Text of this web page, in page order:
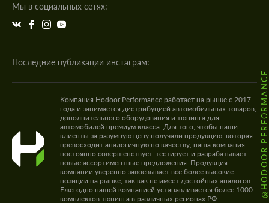
Мы в социальных сетях:
Последние публикации инстаграм:
@HODOOR.PERFORMANCE
Компания Hodoor Performance работает на рынке с 2017
года и занимается дистрибуцией автомобильных товаров,
дополнительного оборудования и тюнинга для
автомобилей премиум класса. Для того, чтобы наши
клиенты за разумную цену получали продукцию, которая
превосходит аналогичную по качеству, наша компания
постоянно совершенствует, тестирует и разрабатывает
новые ассортиментные предложения. Продукция
компании уверенно завоевывает все более высокие
позиции на рынке, так как не имеет достойных аналогов.
Ежегодно нашей компанией устанавливается более 1000
комплектов тюнинга в различных регионах РФ.